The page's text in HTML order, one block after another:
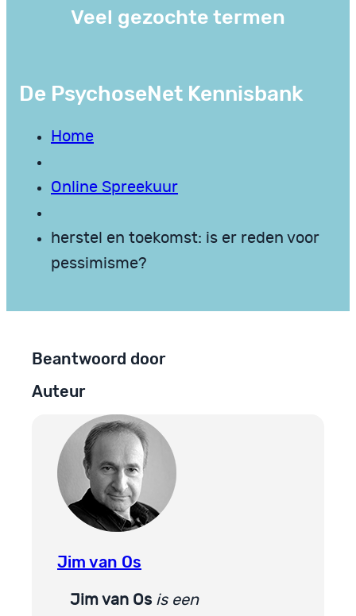
Veel gezochte termen
De PsychoseNet Kennisbank
Home
Online Spreekuur
herstel en toekomst: is er reden voor
pessimisme?
Beantwoord door
Auteur
Jim van Os
Jim van Os is een